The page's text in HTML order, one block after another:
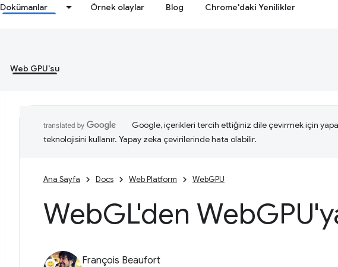
Dokümanlar Örnek olaylar Blog Chrome'daki Yenilikler
Web GPU'su
Google, içerikleri tercih ettiğiniz dile çevirmek için
teknolojisini kullanır. Yapay zeka çevirilerinde hata olabilir.
Ana Sayfa Docs Web Platform WebGPU
WebGL'den Web
François Beaufort